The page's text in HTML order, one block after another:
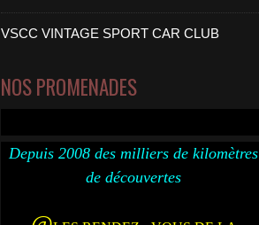
VSCC VINTAGE SPORT CAR CLUB
NOS PROMENADES
Depuis 2008 des milliers de kilomètres
de découvertes